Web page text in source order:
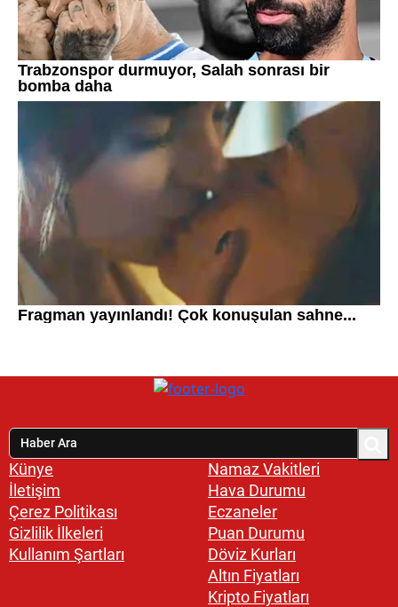
Künye
İletişim
Çerez Politikası
Gizlilik İlkeleri
Kullanım Şartları
Namaz Vakitleri
Hava Durumu
Eczaneler
Puan Durumu
Döviz Kurları
Altın Fiyatları
Kripto Fiyatları